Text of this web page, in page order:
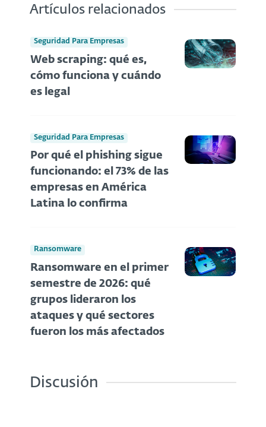
Artículos relacionados
Seguridad Para Empresas
Web scraping: qué es,
cómo funciona y cuándo
es legal
Seguridad Para Empresas
Por qué el phishing sigue
funcionando: el 73% de las
empresas en América
Latina lo confirma
Ransomware
Ransomware en el primer
semestre de 2026: qué
grupos lideraron los
ataques y qué sectores
fueron los más afectados
Discusión